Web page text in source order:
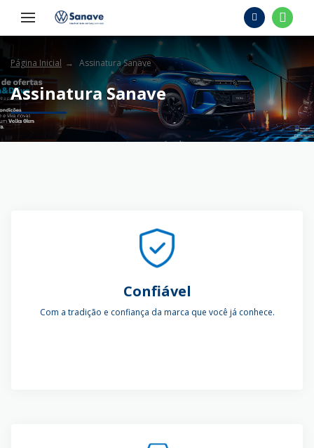
Página Inicial Assinatura Sanave
Assinatura Sanave
Confiável
Com a tradição e confiança da marca que você já conhece.